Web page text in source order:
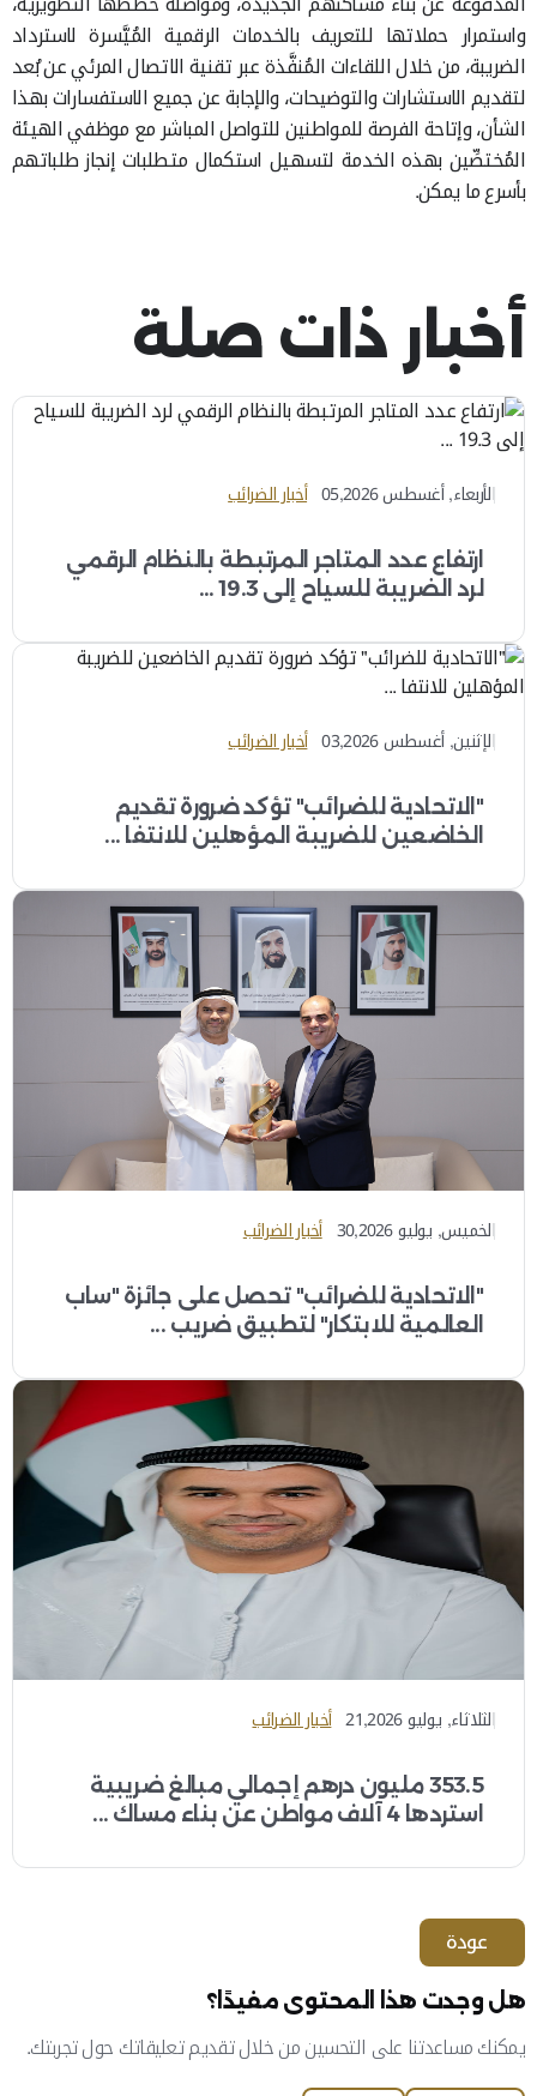
واستمرار حملاتها للتعريف بالخدمات الرقمية المُيَّسرة لاسترداد
الضريبة، من خلال اللقاءات المُنفَّذة عبر تقنية الاتصال المرئي عن بُعد
لتقديم الاستشارات والتوضيحات، والإجابة عن جميع الاستفسارات بهذا
الشأن، وإتاحة الفرصة للمواطنين للتواصل المباشر مع موظفي الهيئة
المُختصِّين بهذه الخدمة لتسهيل استكمال متطلبات إنجاز طلباتهم
بأسرع ما يمكن.
أخبار ذات صلة
الأربعاء, أغسطس 05,2026 أخبار الضرائب
ارتفاع عدد المتاجر المرتبطة بالنظام الرقمي
لرد الضريبة للسياح إلى 19.3 ...
الإثنين, أغسطس 03,2026 أخبار الضرائب
"الاتحادية للضرائب" تؤكد ضرورة تقديم
الخاضعين للضريبة المؤهلين للانتفا ...
الخميس, يوليو 30,2026 أخبار الضرائب
"الاتحادية للضرائب" تحصل على جائزة "ساب
العالمية للابتكار" لتطبيق ضريب ...
الثلاثاء, يوليو 21,2026 أخبار الضرائب
353.5 مليون درهم إجمالي مبالغ ضريبية
استردها 4 آلاف مواطن عن بناء مساك ...
عودة
هل وجدت هذا المحتوى مفيدًا؟
يمكنك مساعدتنا على التحسين من خلال تقديم تعليقاتك حول تجربتك.